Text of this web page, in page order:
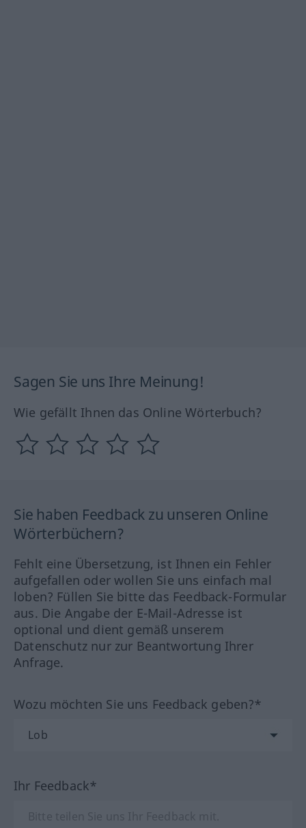
Sagen Sie uns Ihre Meinung!
Wie gefällt Ihnen das Online Wörterbuch?
Sie haben Feedback zu unseren Online
Wörterbüchern?
Fehlt eine Übersetzung, ist Ihnen ein Fehler
aufgefallen oder wollen Sie uns einfach mal
loben? Füllen Sie bitte das Feedback-Formular
aus. Die Angabe der E-Mail-Adresse ist
optional und dient gemäß unserem
Datenschutz nur zur Beantwortung Ihrer
Anfrage.
Wozu möchten Sie uns Feedback geben?*
Ihr Feedback*